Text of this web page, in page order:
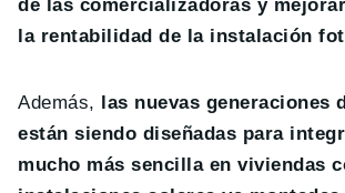
de las comercializadoras y
la rentabilidad de la instalación
Además, las nuevas generaciones
están siendo diseñadas para
mucho más sencilla en viviendas